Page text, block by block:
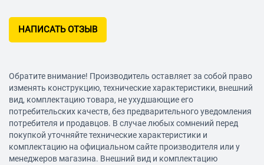
Регулятор громкости: есть
Дополнительная информация: регулятор громкости на
НАПИСАТЬ ОТЗЫВ
Обратите внимание! Производитель оставляет за собой право
изменять конструкцию, технические характеристики, внешний
вид, комплектацию товара, не ухудшающие его
потребительских качеств, без предварительного уведомления
потребителя и продавцов. В случае любых сомнений перед
покупкой уточняйте технические характеристики и
комплектацию на официальном сайте производителя или у
менеджеров магазина. Внешний вид и комплектацию